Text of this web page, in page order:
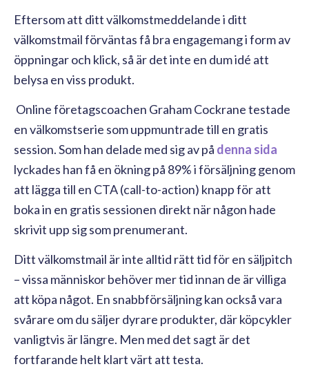
Eftersom att ditt välkomstmeddelande i ditt
välkomstmail förväntas få bra engagemang i form av
öppningar och klick, så är det inte en dum idé att
belysa en viss produkt.
Online företagscoachen Graham Cockrane testade
en välkomstserie som uppmuntrade till en gratis
session. Som han delade med sig av på denna sida
lyckades han få en ökning på 89% i försäljning genom
att lägga till en CTA (call-to-action) knapp för att
boka in en gratis sessionen direkt när någon hade
skrivit upp sig som prenumerant.
Ditt välkomstmail är inte alltid rätt tid för en säljpitch
– vissa människor behöver mer tid innan de är villiga
att köpa något. En snabbförsäljning kan också vara
svårare om du säljer dyrare produkter, där köpcykler
vanligtvis är längre. Men med det sagt är det
fortfarande helt klart värt att testa.